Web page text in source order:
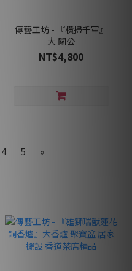
傳藝工坊 - 『橫掃千軍』
大 關公
NT$4,800
4 5 »